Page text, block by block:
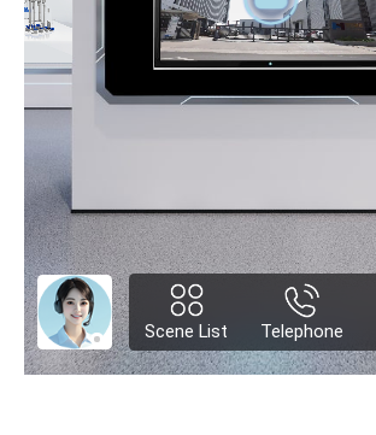
Kompresor